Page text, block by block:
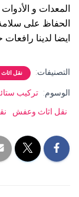
المعدات و
الحفاظ على
ايضا لدينا رافعات
التصنيفات: نقل اثاث
الوسوم: تركيب
نقل اثاث وعفش